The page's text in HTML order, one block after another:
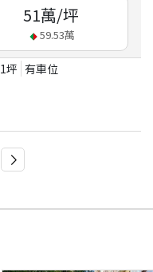
51萬/坪
59.53萬
坪 有車位